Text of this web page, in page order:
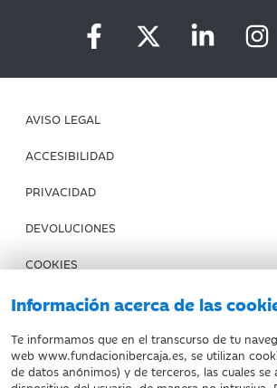
Información acerca de las
Te informamos que en el transcurso de tu
web www.fundacionibercaja.es, se utilizan
de datos anónimos) y de terceros, las cuales se
AVISO LEGAL
ACCESIBILIDAD
PRIVACIDAD
DEVOLUCIONES
COOKIES
CONDICIONES DE COMPRA
IBERCAJA BANCO